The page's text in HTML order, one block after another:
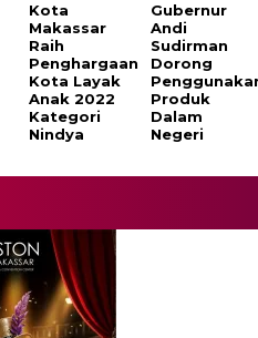
Kota
Makassar
Raih
Penghargaan
Kota Layak
Anak 2022
Kategori
Nindya
Gubernur
Andi
Sudirman
Dorong
Produk
Dalam
Negeri